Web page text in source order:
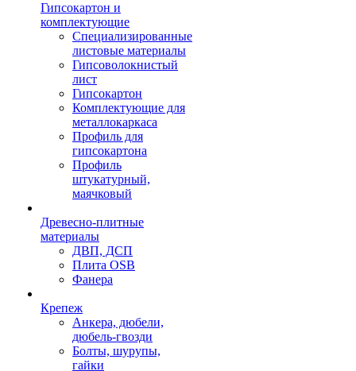
Гипсокартон и
комплектующие
Специализированные
листовые материалы
Гипсоволокнистый
лист
Гипсокартон
Комплектующие для
металлокаркаса
Профиль для
гипсокартона
Профиль
штукатурный,
маячковый
Древесно-плитные
материалы
ДВП, ДСП
Плита OSB
Фанера
Крепеж
Анкера, дюбели,
дюбель-гвозди
Болты, шурупы,
гайки